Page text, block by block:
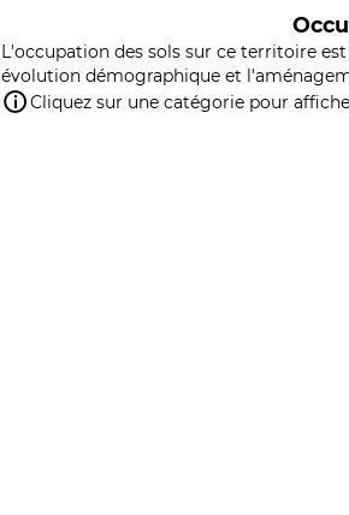
L'occupation des sols sur ce territoire
évolution démographique et
Cliquez sur une catégorie pour